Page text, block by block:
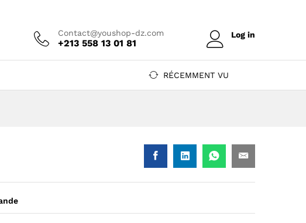
Contact@youshop-dz.com
+213 558 13 01 81
Log in
RÉCEMMENT VU